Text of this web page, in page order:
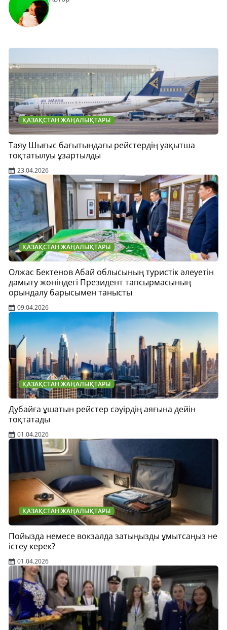
ҚАЗАҚСТАН ЖАҢАЛЫҚТАРЫ
Таяу Шығыс бағытындағы рейстердің уақытша
тоқтатылуы ұзартылды
23.04.2026
ҚАЗАҚСТАН ЖАҢАЛЫҚТАРЫ
Олжас Бектенов Абай облысының туристік әлеуетін
дамыту жөніндегі Президент тапсырмасының
орындалу барысымен танысты
09.04.2026
ҚАЗАҚСТАН ЖАҢАЛЫҚТАРЫ
Дубайға ұшатын рейстер сәуірдің аяғына дейін
тоқтатады
01.04.2026
ҚАЗАҚСТАН ЖАҢАЛЫҚТАРЫ
Пойызда немесе вокзалда затыңызды ұмытсаңыз не
істеу керек?
01.04.2026